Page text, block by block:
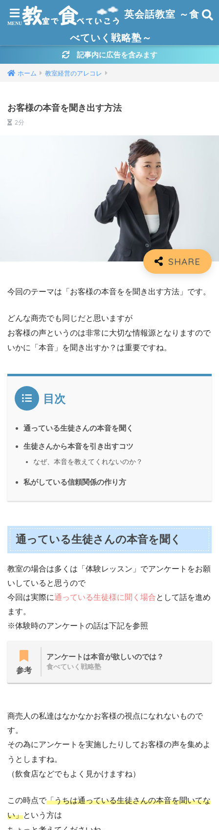
英会話教室 ～食
べていく戦略塾～
記事内に広告を含みます
ホーム 教室経営のアレコレ
お客様の本音を聞き出す方法
2分
今回のテーマは「お客様の本音をを聞き出す方法」です。
どんな商売でも同じだと思いますが
お客様の声というのは非常に大切な情報源となりますので
いかに「本音」を聞き出すか？は重要ですね。
目次
通っている生徒さんの本音を聞く
生徒さんから本音を引き出すコツ
なぜ、本音を教えてくれないのか？
私がしている信頼関係の作り方
通っている生徒さんの本音を聞く
教室の場合は多くは「体験レッスン」でアンケートをお願
いしていると思うので
今回は実際に通っている生徒様に聞く場合として話を進め
ます。
※体験時のアンケートの話は下記を参照
参考
アンケートは本音が欲しいのでは？
食べていく戦略塾
商売人の私達はなかなかお客様の視点になれないもので
す。
その為にアンケートを実施したりしてお客様の声を集めよ
うとしますね。
（飲食店などでもよく見かけますね）
この時点で「うちは通っている生徒さんの本音を聞いてな
い」という方は